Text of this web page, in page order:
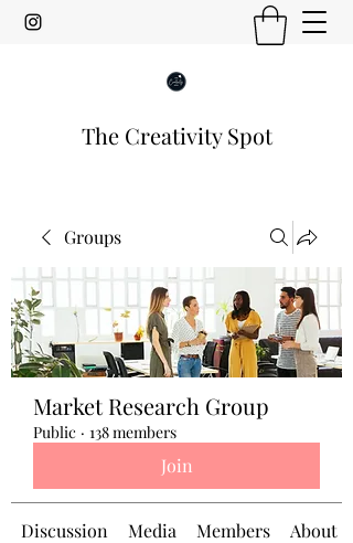
The Creativity Spot
Groups
Market Research Group
Public · 138 members
Join
Discussion Media Members About